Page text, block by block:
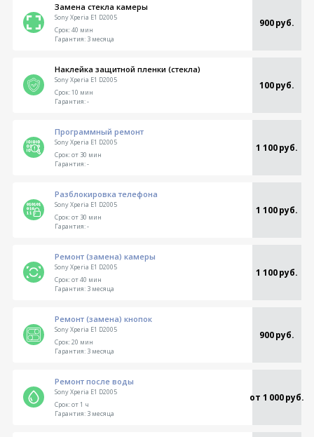
Замена стекла камеры
Sony Xperia E1 D2005 900 руб.
Срок:40 мин
Гарантия:3 месяца
Наклейка защитной пленки (стекла)
Sony Xperia E1 D2005 100 руб.
Срок:10 мин
Гарантия:-
Программный ремонт
Sony Xperia E1 D2005 1 100 руб.
Срок:от 30 мин
Гарантия:-
Разблокировка телефона
Sony Xperia E1 D2005 1 100 руб.
Срок:от 30 мин
Гарантия:-
Ремонт (замена) камеры
Sony Xperia E1 D2005 1 100 руб.
Срок:от 40 мин
Гарантия:3 месяца
Ремонт (замена) кнопок
Sony Xperia E1 D2005 900 руб.
Срок:20 мин
Гарантия:3 месяца
Ремонт после воды
Sony Xperia E1 D2005 от 1 000 руб.
Срок:от 1 ч
Гарантия:3 месяца